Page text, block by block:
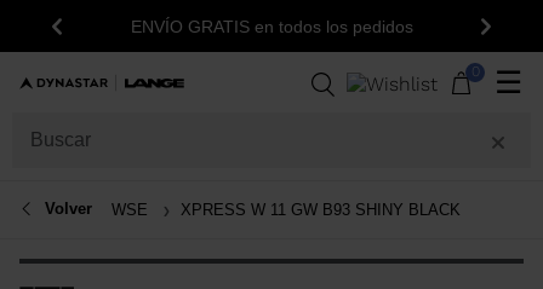
AnteriorENVÍO GRATIS en todos los pedidos
0 ☰
Volver WSE XPRESS W 11 GW B93 SHINY BLACK